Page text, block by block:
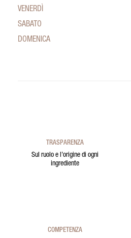
VENERDÌ
SABATO
DOMENICA
TRASPARENZA
Sul ruolo e l’origine di ogni
ingrediente
COMPETENZA